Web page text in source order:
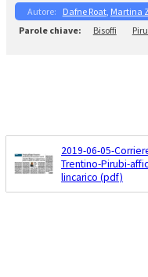
Dafne Roat, Martina
Bisoffi
2019-06-05-
Trentino-Pirubi-
lincarico (pdf)